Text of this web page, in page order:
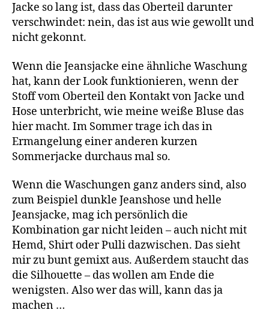
Jacke so lang ist, dass das Oberteil darunter
verschwindet: nein, das ist aus wie gewollt und
nicht gekonnt.
Wenn die Jeansjacke eine ähnliche Waschung
hat, kann der Look funktionieren, wenn der
Stoff vom Oberteil den Kontakt von Jacke und
Hose unterbricht, wie meine weiße Bluse das
hier macht. Im Sommer trage ich das in
Ermangelung einer anderen kurzen
Sommerjacke durchaus mal so.
Wenn die Waschungen ganz anders sind, also
zum Beispiel dunkle Jeanshose und helle
Jeansjacke, mag ich persönlich die
Kombination gar nicht leiden – auch nicht mit
Hemd, Shirt oder Pulli dazwischen. Das sieht
mir zu bunt gemixt aus. Außerdem staucht das
die Silhouette – das wollen am Ende die
wenigsten. Also wer das will, kann das ja
machen …